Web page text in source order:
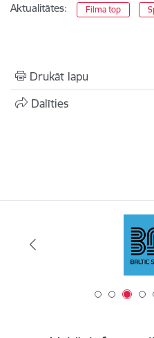
Aktualitātes: Filma top
Drukāt lapu
Dalīties